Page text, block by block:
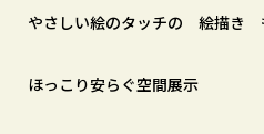
やさしい絵のタッチの 絵描き
ほっこり安らぐ空間展示